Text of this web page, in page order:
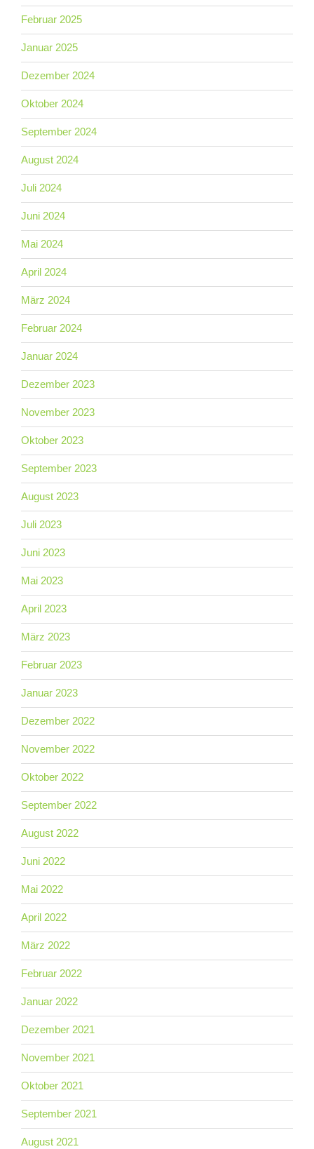
Februar 2025
Januar 2025
Dezember 2024
Oktober 2024
September 2024
August 2024
Juli 2024
Juni 2024
Mai 2024
April 2024
März 2024
Februar 2024
Januar 2024
Dezember 2023
November 2023
Oktober 2023
September 2023
August 2023
Juli 2023
Juni 2023
Mai 2023
April 2023
März 2023
Februar 2023
Januar 2023
Dezember 2022
November 2022
Oktober 2022
September 2022
August 2022
Juni 2022
Mai 2022
April 2022
März 2022
Februar 2022
Januar 2022
Dezember 2021
November 2021
Oktober 2021
September 2021
August 2021